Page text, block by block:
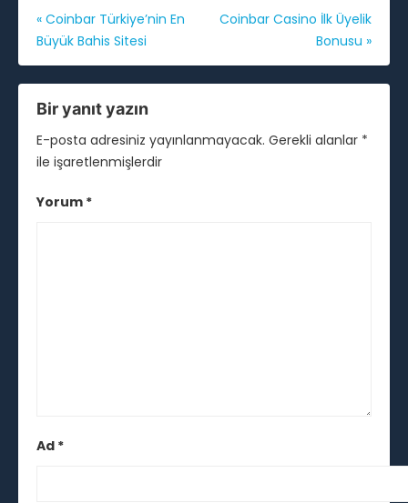
Yazı
gezinmesi
« Coinbar Türkiye’nin En
Büyük Bahis Sitesi
Coinbar Casino İlk Üyelik
Bonusu »
Bir yanıt yazın
E-posta adresiniz yayınlanmayacak. Gerekli alanlar *
ile işaretlenmişlerdir
Yorum *
Ad *